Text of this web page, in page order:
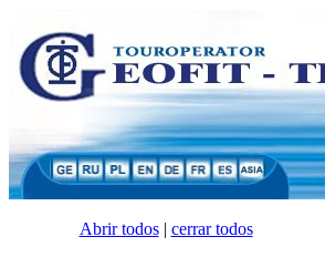
Abrir todos| cerrar todos